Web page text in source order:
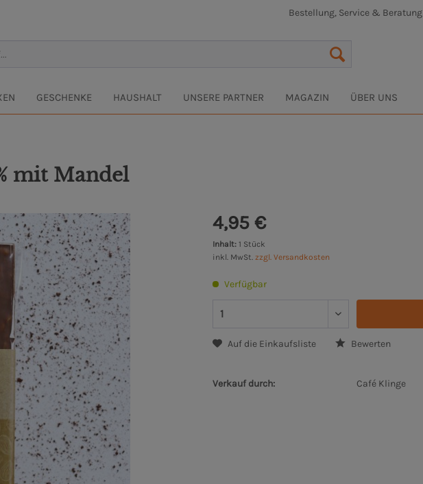
Bestellung, Service & Beratung
GESCHENKE HAUSHALT UNSERE PARTNER MAGAZIN ÜBER UNS
mit Mandel
4,95 €
Inhalt:1 Stück
inkl. MwSt.zzgl. Versandkosten
Verfügbar
Auf die Einkaufsliste Bewerten
Verkauf durch: Café Klinge